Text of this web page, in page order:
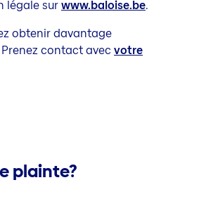
légale surwww.baloise.be.
obtenir davantage
contact avec votre
plainte?